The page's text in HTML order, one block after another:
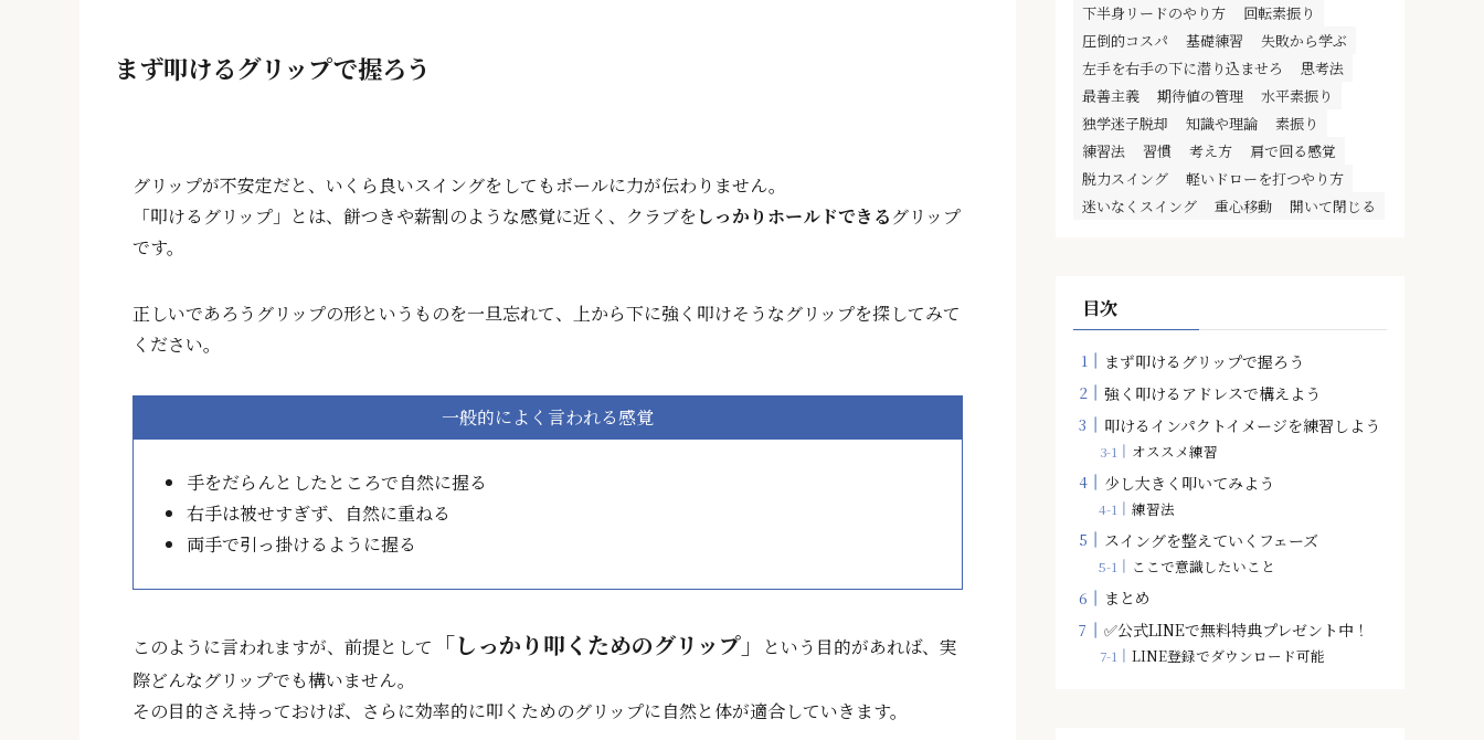
まず叩けるグリップで握ろう
グリップが不安定だと、いくら良いスイングをしてもボールに力が伝わりません。
「叩けるグリップ」とは、餅つきや薪割のような感覚に近く、クラブをしっかりホールドできるグリップ
です。
正しいであろうグリップの形というものを一旦忘れて、上から下に強く叩けそうなグリップを探してみて
ください。
一般的によく言われる感覚
手をだらんとしたところで自然に握る
右手は被せすぎず、自然に重ねる
両手で引っ掛けるように握る
このように言われますが、前提として 「しっかり叩くためのグリップ」
という目的があれば、実
際どんなグリップでも構いません。
その目的さえ持っておけば、さらに効率的に叩くためのグリップに自然と体が適合していきます。
下半身リードのやり方
回転素振り
圧倒的コスパ
基礎練習
失敗から学ぶ
左手を右手の下に潜り込ませろ
思考法
最善主義
期待値の管理
水平素振り
独学迷子脱却
知識や理論
素振り
練習法
習慣 考え方
肩で回る感覚
脱力スイング
軽いドローを打つやり方
迷いなくスイング
重心移動 開いて閉じる
目次
まず叩けるグリップで握ろう
強く叩けるアドレスで構えよう
叩けるインパクトイメージを練習しよう
オススメ練習
少し大きく叩いてみよう
練習法
スイングを整えていくフェーズ
ここで意識したいこと
まとめ
✅公式LINEで無料特典プレゼント中！
LINE登録でダウンロード可能